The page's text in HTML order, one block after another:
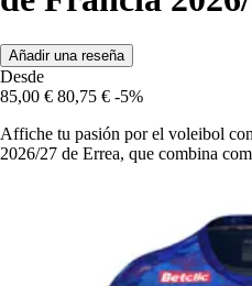
Añadir una reseña
Desde
85,00 € 80,75 € -5%
Affiche tu pasión por el voleibol
2026/27 de Errea, que combina